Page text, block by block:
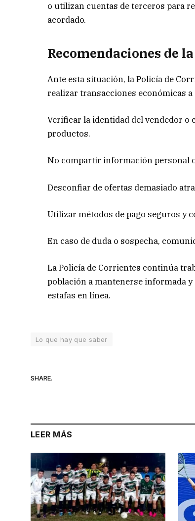
o utilizan cuentas de terceros para
acordado.
Recomendaciones de
Ante esta situación, la Policía de
realizar transacciones económicas a
Verificar la identidad del vendedor o
productos.
No compartir información personal
Desconfiar de ofertas demasiado
Utilizar métodos de pago seguros y
En caso de duda o sospecha,
La Policía de Corrientes continúa
población a mantenerse informada
estafas en línea.
Lo que hay que saber
SHARE.
LEER MÁS